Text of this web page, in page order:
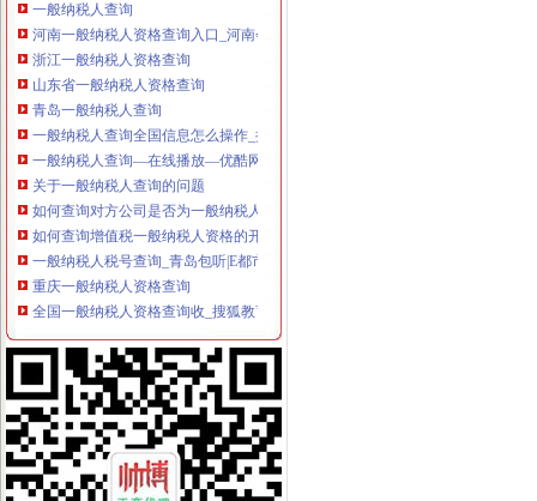
河南一般纳税人资格查询入口_河南会计网
浙江一般纳税人资格查询
山东省一般纳税人资格查询
青岛一般纳税人查询
一般纳税人查询全国信息怎么操作_搜狐其它_搜狐网
一般纳税人查询—在线播放—优酷网,高清在线观看
关于一般纳税人查询的问题
如何查询对方公司是否为一般纳税人。-文章
如何查询增值税一般纳税人资格的开始年月？_百度知道
一般纳税人税号查询_青岛包听|E都市
重庆一般纳税人资格查询
全国一般纳税人资格查询收_搜狐教育_搜狐网
陕西省一般纳税人查询_中华文本库
一般纳税人提供技术咨询服务,税率是多少？_中华会计网校_税务网校
一般纳税人查询电话-深圳爱问分类
新疆一般纳税人查询-天津爱问分类
请问山西省一般纳税人资格在哪里查询-山西国税答疑170
四川一般纳税人资格查询：四川财
全国一般纳税人资格查询
如何查询一般纳税人资格（以广东为例）_增值税一般纳税人查询_一般